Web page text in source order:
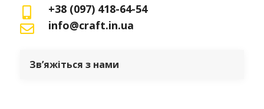
+38 (097) 418-64-54
info@craft.in.ua
Зв’яжіться з нами